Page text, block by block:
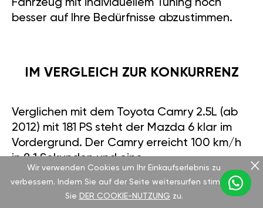
Fahrzeug mit individuellem Tuning noch
besser auf Ihre Bedürfnisse abzustimmen.
IM VERGLEICH ZUR KONKURRENZ
Verglichen mit dem Toyota Camry 2.5L (ab
2012) mit 181 PS steht der Mazda 6 klar im
Vordergrund. Der Camry erreicht 100 km/h
in 8,1 Sekunden und eine
Höchstgeschwindigkeit von 217 km/h,
verbraucht jedoch mit etwa 5,9 l/100 km
Wir verwenden Cookies um Ihr Einkaufserlebnis zu
verbessern. Indem Sie auf der Seite weitersurfen stimmen
Sie DER COOKIE-NUTZUNG zu.